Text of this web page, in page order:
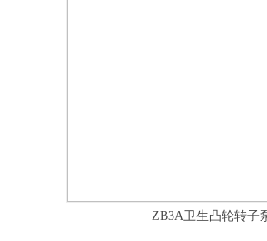
ZB3A卫生凸轮转子